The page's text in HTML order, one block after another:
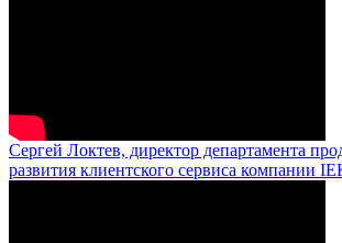
Сергей Локтев, директор департамента
развития клиентского сервиса компании